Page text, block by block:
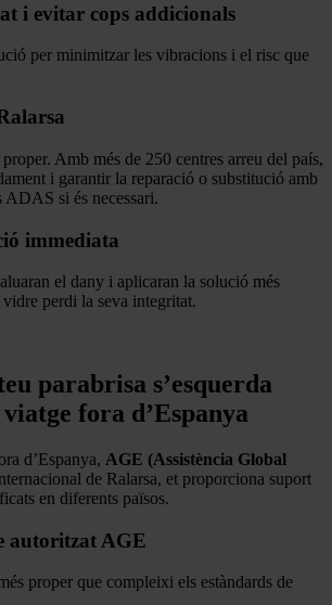
i evitar cops addicionals
per minimitzar les vibracions i el risc que
Amb més de 250 centres arreu del país,
i garantir la reparació o substitució amb
ADAS si és necessari.
immediata
el dany i aplicaran la solució més
perdi la seva integritat.
parabrisa s’esquerda
fora d’Espanya
d’Espanya, AGE (Assistència Global
de Ralarsa, et proporciona suport
en diferents països.
autoritzat AGE
proper que compleixi els estàndards de